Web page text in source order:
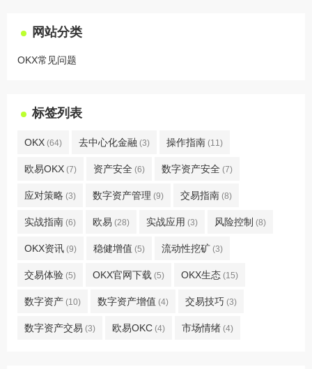
网站分类
OKX常见问题
标签列表
OKX (64) 去中心化金融 (3) 操作指南 (11)
欧易OKX (7) 资产安全 (6) 数字资产安全 (7)
应对策略 (3) 数字资产管理 (9) 交易指南 (8)
实战指南 (6) 欧易 (28) 实战应用 (3) 风险控制 (8)
OKX资讯 (9) 稳健增值 (5) 流动性挖矿 (3)
交易体验 (5) OKX官网下载 (5) OKX生态 (15)
数字资产 (10) 数字资产增值 (4) 交易技巧 (3)
数字资产交易 (3) 欧易OKC (4) 市场情绪 (4)